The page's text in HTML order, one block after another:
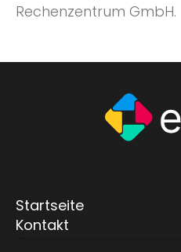
Rechenzentrum GmbH.
Startseite
Kontakt